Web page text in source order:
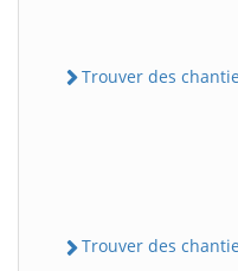
Trouver des
Trouver des